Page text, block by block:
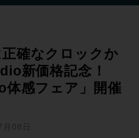
確なクロックか
新価格記念！
体感フェア」開催
08日